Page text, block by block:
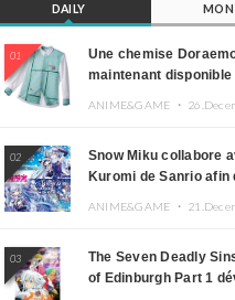
DAILY
01
Une chemise
maintenant disponible
ANIME&GAME ・
02
Snow Miku collabore
Kuromi de Sanrio afin
ANIME&GAME ・
03
The Seven Deadly
of Edinburgh Part 1